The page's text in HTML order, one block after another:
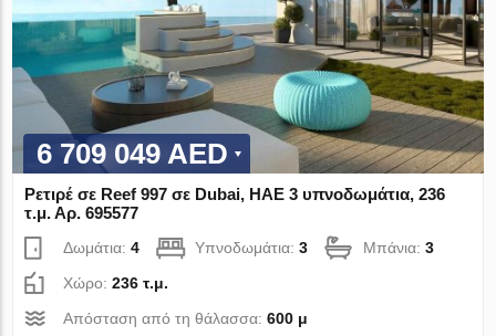
6 709 049 AED
Ρετιρέ σε Reef 997 σε Dubai, ΗΑΕ 3 υπνοδωμάτια, 236
τ.μ. Αρ. 695577
Δωμάτια:4 Υπνοδωμάτια:3 Μπάνια:3
Χώρο:236 τ.μ.
Απόσταση από τη θάλασσα:600 μ